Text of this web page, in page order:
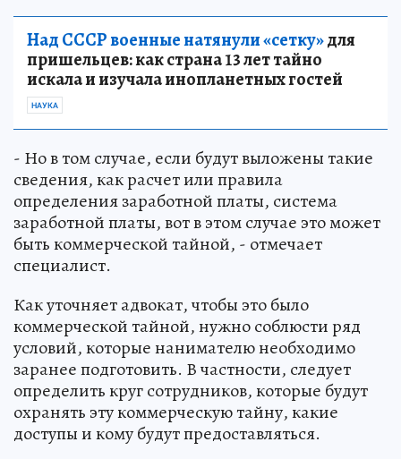
Над СССР военные натянули «сетку»для
пришельцев: как страна 13 лет тайно
искала и изучала инопланетных гостей
НАУКА
- Но в том случае, если будут выложены такие
сведения, как расчет или правила
определения заработной платы, система
заработной платы, вот в этом случае это может
быть коммерческой тайной, - отмечает
специалист.
Как уточняет адвокат, чтобы это было
коммерческой тайной, нужно соблюсти ряд
условий, которые нанимателю необходимо
заранее подготовить. В частности, следует
определить круг сотрудников, которые будут
охранять эту коммерческую тайну, какие
доступы и кому будут предоставляться.